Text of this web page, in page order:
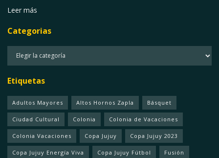
Leer más
Categorias
Etiquetas
Adultos Mayores Altos Hornos Zapla Básquet
Ciudad Cultural Colonia Colonia de Vacaciones
Colonia Vacaciones Copa Jujuy Copa Jujuy 2023
Copa Jujuy Energía Viva Copa Jujuy Fútbol Fusión